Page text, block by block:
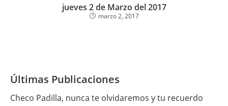
jueves 2 de Marzo del 2017
marzo 2, 2017
Últimas Publicaciones
Checo Padilla, nunca te olvidaremos y tu recuerdo